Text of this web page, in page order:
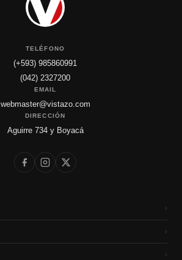
TELÉFONO
(+593) 985860991
(042) 2327200
EMAIL
webmaster@vistazo.com
DIRECCIÓN
Aguirre 734 y Boyacá
›
›
›